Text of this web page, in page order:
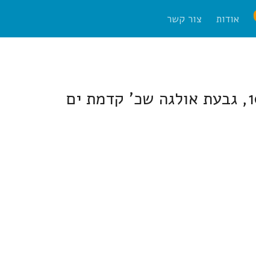
אודות צור קשר